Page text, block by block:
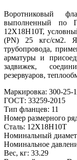
Воротниковый
выполненный по
12Х18Н10Т,
(PN) 25 кгс/см2.
трубопровода,
арматуры и
задвижек,
резервуаров,
Маркировка: 300-
ГОСТ: 33259-2015
Тип фланцев: 11
Номер размерного
Сталь: 12Х18Н10Т
Номинальный
Номинальное
Вес, кг: 33.29